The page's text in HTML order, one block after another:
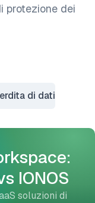
protezione dei
di dati
IONOS
soluzioni di